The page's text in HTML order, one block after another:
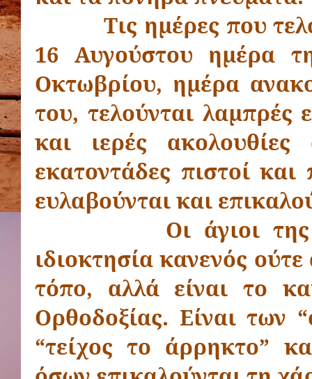
Τις ημέρες που
16 Αυγούστου ημέρα
Οκτωβρίου, ημέρα
του, τελούνται λαμπρές
και ιερές ακολουθίες
εκατοντάδες πιστοί
ευλαβούνται και
Οι άγιοι
ιδιοκτησία κανενός
τόπο, αλλά είναι το
Ορθοδοξίας. Είναι των
“τείχος το άρρηκτο”